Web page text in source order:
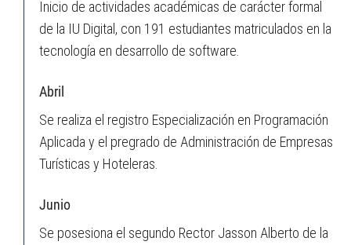
Inicio de actividades académicas de carácter formal
de la IU Digital, con 191 estudiantes matriculados en la
tecnología en desarrollo de software.
Abril
Se realiza el registro Especialización en Programación
Aplicada y el pregrado de Administración de Empresas
Turísticas y Hoteleras.
Junio
Se posesiona el segundo Rector Jasson Alberto de la